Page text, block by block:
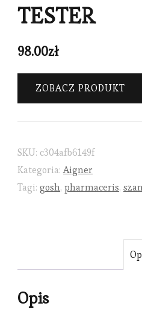
TESTER
98.00zł
ZOBACZ PRODUKT
SKU: c304afb6149f
Kategoria:Aigner
Tagi: gosh, pharmaceris,
Opis